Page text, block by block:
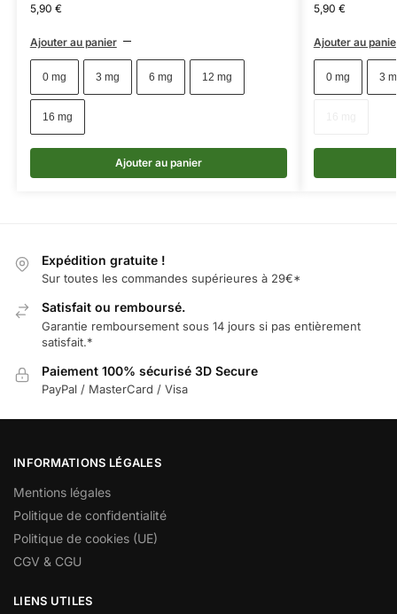
5,90 €
Ajouter au panier
0 mg 3 mg 6 mg 12 mg
16 mg
Ajouter au panier
5,90 €
Ajouter au
0 mg 3
Expédition gratuite !
Sur toutes les commandes supérieures à 29€*
Satisfait ou remboursé.
Garantie remboursement sous 14 jours si pas entièrement
satisfait.*
Paiement 100% sécurisé 3D Secure
PayPal / MasterCard / Visa
INFORMATIONS LÉGALES
Mentions légales
Politique de confidentialité
Politique de cookies (UE)
CGV & CGU
LIENS UTILES